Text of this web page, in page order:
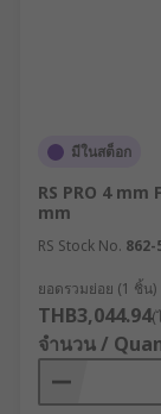
มีในสต็อก
RS PRO 4
mm
RS Stock No. 862-
ยอดรวมย่อย (1 ชิ้น)
THB3,044.94(
จำนวน /